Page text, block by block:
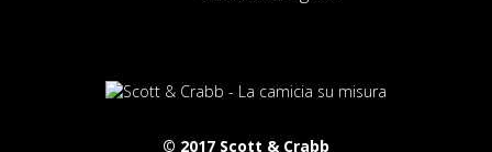
© 2017 Scott & Crabb